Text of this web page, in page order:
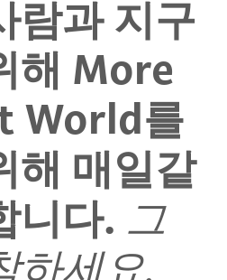
람과 지구
해 More
World를
해 매일같
니다. 그
하세요.